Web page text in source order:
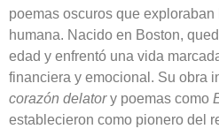
poemas oscuros que
humana. Nacido en Boston,
edad y enfrentó una vida
financiera y emocional. Su obra
corazón delatory poemas como
establecieron como pionero del